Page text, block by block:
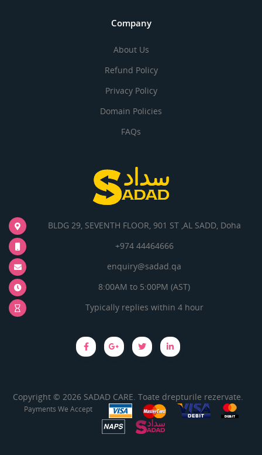
Company
About Us
Refund Policy
Privacy Policy
Domain Policies
FAQs
BLDG 29, SEVENTH FLOOR, 901 ST ,AL SADD, Doha
+974 44464666
enquiry@sadad.qa
8:00AM to 5:00PM (AST)
Typically replies within 4 hour
Copyright © 2026 SADAD CARE. Toate drepturile rezervate.
Payments We Accept